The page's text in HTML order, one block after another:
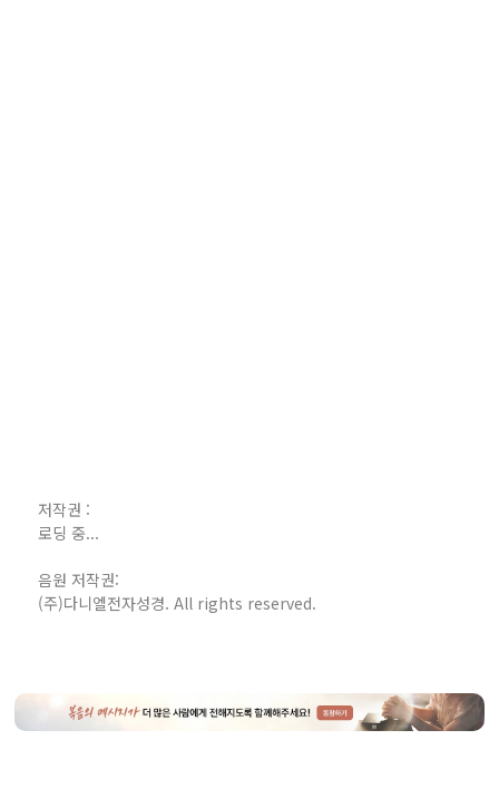
저작권 :
로딩 중...
음원 저작권:
(주)다니엘전자성경. All rights reserved.